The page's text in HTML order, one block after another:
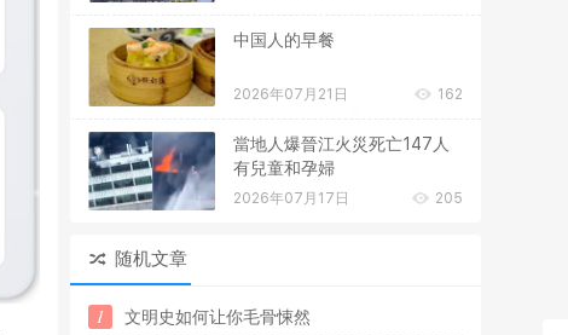
中国人的早餐
2026年07月21日 162
當地人爆晉江火災死亡147人
有兒童和孕婦
2026年07月17日 205
随机文章
1 文明 史如何让你毛骨悚然